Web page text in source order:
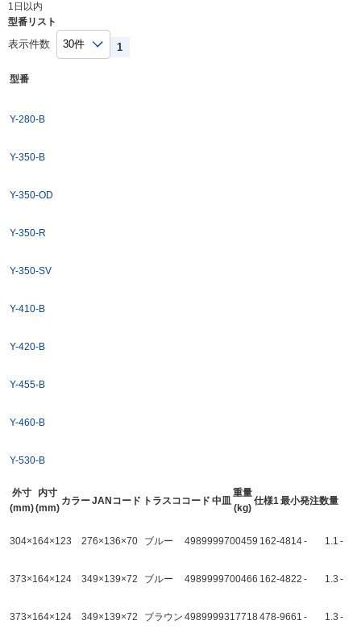
1日以内
型番リスト
表示件数 1
型番
Y-280-B
Y-350-B
Y-350-OD
Y-350-R
Y-350-SV
Y-410-B
Y-420-B
Y-455-B
Y-460-B
Y-530-B
外寸
(mm)
内寸
(mm)
カラーJANコード トラスココード 中皿
重量
(kg)
仕様1最小発注数量
304×164×123 276×136×70 ブルー 4989999700459 162-4814- 1.1 -
373×164×124 349×139×72 ブルー 4989999700466 162-4822 - 1.3 -
373×164×124 349×139×72 ブラウン 4989999317718478-9661 - 1.3 -